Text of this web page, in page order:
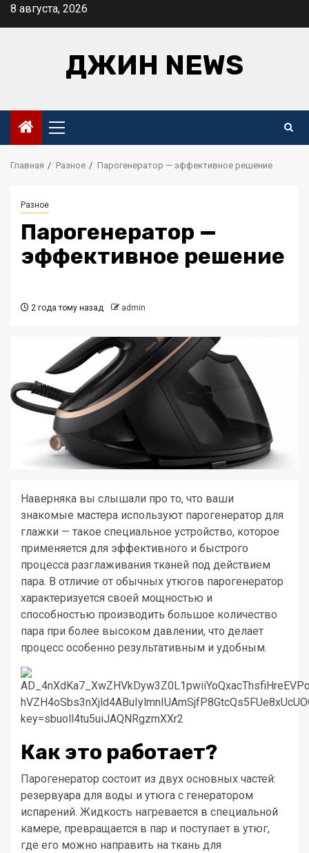
Перейти
8 августа, 2026
ДЖИН NEWS
Основное
меню
Главная Разное Парогенератор — эффективное решение
Разное
Парогенератор —
эффективное решение
2 года тому назад admin
Наверняка вы слышали про то, что ваши
знакомые мастера используют парогенератор для
глажки — такое специальное устройство, которое
применяется для эффективного и быстрого
процесса разглаживания тканей под действием
пара. В отличие от обычных утюгов парогенератор
характеризуется своей мощностью и
способностью производить большое количество
пара при более высоком давлении, что делает
процесс особенно результативным и удобным.
Как это работает?
Парогенератор состоит из двух основных частей:
резервуара для воды и утюга с генератором
испарений. Жидкость нагревается в специальной
камере, превращается в пар и поступает в утюг,
где его можно направить на ткань для